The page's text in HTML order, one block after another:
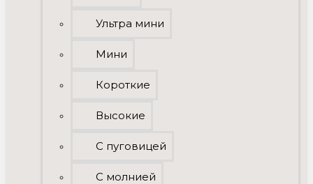
Ультра мини
Мини
Короткие
Высокие
C пуговицей
С молнией